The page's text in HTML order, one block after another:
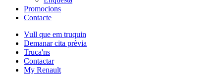
Promocions
Contacte
Vull que em truquin
Demanar cita prèvia
Truca'ns
Contactar
My Renault